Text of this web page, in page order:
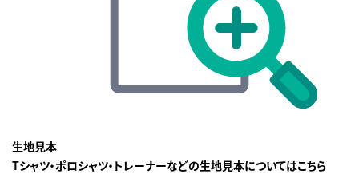
生地見本
Tシャツ・ポロシャツ・トレーナーなどの生地見本についてはこちら